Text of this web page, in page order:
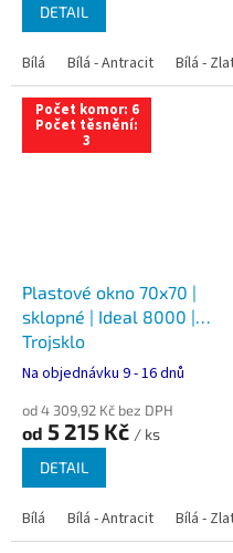
DETAIL
Bílá Bílá - Antracit Bílá -
Počet komor: 6
Počet těsnění:
3
Plastové okno 70x70 |
sklopné | Ideal 8000 |
Trojsklo
Na objednávku 9 - 16 dnů
od 4 309,92 Kč bez DPH
od 5 215 Kč / ks
DETAIL
Bílá Bílá - Antracit Bílá -